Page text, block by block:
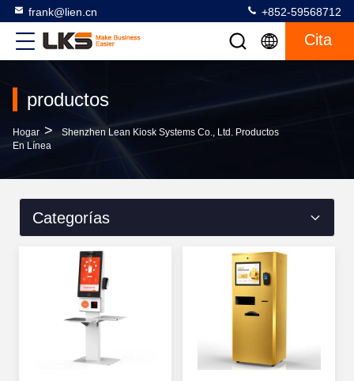
frank@lien.cn +852-59568712
Cita
productos
Hogar >
Shenzhen Lean Kiosk Systems Co., Ltd. Productos
En Línea
Categorías